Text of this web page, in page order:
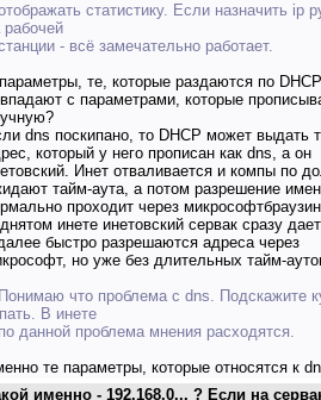
статистику. Если назначить ip
рабочей
- всё замечательно работает.
те, которые раздаются по
с параметрами, которые
dns поскипано, то DHCP может выдать
который у него прописан как dns, а он
Инет отваливается и компы по
тайм-аута, а потом разрешение имен
проходит через
инете инетовский сервак сразу
быстро разрешаются адреса через
но уже без длительных тайм-
что проблема с dns. Подскажите
В инете
данной проблема мнения расходятся.
те параметры, которые относятся к
именно - 192.168.0... ? Если на